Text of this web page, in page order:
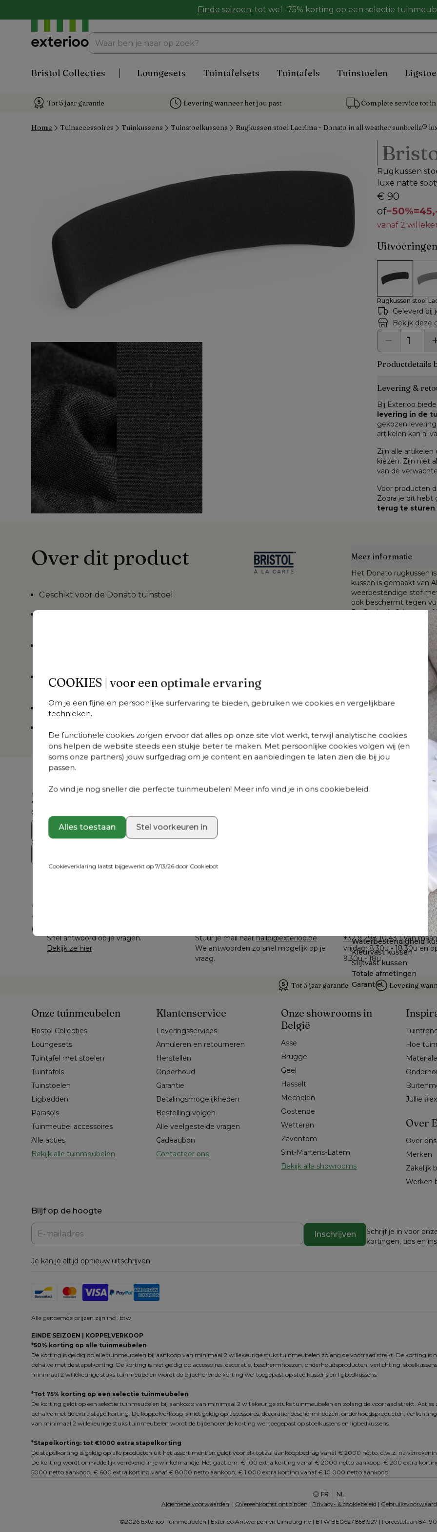
COOKIES | voor een optimale ervaring
Om je een fijne en persoonlijke surfervaring te bieden, gebruiken we cookies en vergelijkbare
technieken.
De functionele cookies zorgen ervoor dat alles op onze site vlot werkt, terwijl analytische cookies
ons helpen de website steeds een stukje beter te maken. Met persoonlijke cookies volgen wij (en
soms onze partners) jouw surfgedrag om je content en aanbiedingen te laten zien die bij jou
passen.
Zo vind je nog sneller die perfecte tuinmeubelen! Meer info vind je in ons cookiebeleid.
Alles toestaan Stel voorkeuren in
Cookieverklaring laatst bijgewerkt op 7/13/26 door Cookiebot
Einde seizoen: tot wel -75% korting op een selectie
Bristol Collecties Loungesets Tuintafelsets Tuintafels Tuinstoelen
Tot 5 jaar garantie Levering wanneer het jou past Complete service tot
Home Tuinaccessoires Tuinkussens Tuinstoelkussens Rugkussen stoel Lacrima - Donato in all weather sunbrella®
Rugkussen
luxe natte
€ 90
of−50%=
vanaf 2
Uitvoeringen
Rugkussen
Rugkussen stoel
Geleverd bij
Bekijk deze
Productdetails
Levering &
Bij Exterioo
levering in de
gekozen
artikelen kan al
Zijn alle artikelen
kiezen. Zijn niet
van de
Voor producten
Zodra je dit hebt
terug te sturen.
Over dit product
Geschikt voor de Donato tuinstoel
De quick dry foam zorgt er voor dat het
kussen ademend en
schimmelwerend is
Kussen is voorzien van eenantislip
Meer informatie
Het Donato rugkussen
kussen is gemaakt van
weerbestendige stof
ook beschermt tegen
De Sunbrella® Luxe
buiten blijven en toont
gekleurde acrylvezel.
gecombineerd met
met open
Geniet van
Webartikelnummer
Merk
Kleur kussens
Kleur
Detailkleur kussen
Weerbestendigheid
Weerbestendigheid
Te zien in de showroom
Waterbestendigheid
Kleurvast kussen
Slijtvast kussen
Totale afmetingen
Garantie
Zoek je iets anders?
Ontdek ons volledig aanbod
Bristol Collecties
Loungesets Tuintafelsets
Hulp nodig?
Snel antwoord op je vragen.
Bekijk ze hier
Stuur je mail naar hallo@exterioo.be
We antwoorden zo snel mogelijk op je
vraag.
+32 9 298 10 43 | Van
vrijdag: 8.30u - 18.30u en
9.30u - 18u
Tot 5 jaar garantie Levering
Onze tuinmeubelen
Bristol Collecties
Loungesets
Tuintafel met stoelen
Tuintafels
Tuinstoelen
Ligbedden
Parasols
Tuinmeubel accessoires
Alle acties
Bekijk alle tuinmeubelen
Klantenservice
Leveringsservices
Annuleren en retourneren
Herstellen
Onderhoud
Garantie
Betalingsmogelijkheden
Bestelling volgen
Alle veelgestelde vragen
Cadeaubon
Contacteer ons
Onze showrooms in
België
Asse
Brugge
Geel
Hasselt
Mechelen
Oostende
Wetteren
Zaventem
Sint-Martens-Latem
Bekijk alle showrooms
Hoe
Jullie
Over
Over ons
Merken
Zakelijk
Werken
Blijf op de hoogte
Inschrijven
Je kan je altijd opnieuw uitschrijven.
Schrijf je in voor
kortingen, tips en
Alle genoemde prijzen zijn incl. btw
EINDE SEIZOEN | KOPPELVERKOOP
*50% korting op alle tuinmeubelen
De korting is geldig op alle tuinmeubelen bij aankoop van minimaal 2 willekeurige stuks tuinmeubelen zolang de voorraad strekt. De korting is
behalve met de stapelkorting. De korting is niet geldig op accessoires, decoratie, beschermhoezen, onderhoudsproducten, verlichting,
minimaal 2 willekeurige stuks tuinmeubelen wordt de bijbehorende korting wel toegepast op stoelkussens en ligbedkussens.
*Tot 75% korting op een selectie tuinmeubelen
De korting geldt op een selectie tuinmeubelen bij aankoop van minimaal 2 willekeurige stuks tuinmeubelen en zolang de voorraad strekt.
behalve met de extra stapelkorting. De koppelverkoop is niet geldig op accessoires, decoratie, beschermhoezen, onderhoudsproducten,
van minimaal 2 willekeurige stuks tuinmeubelen wordt de bijbehorende korting wel toegepast op stoelkussens en ligbedkussens.
*Stapelkorting: tot €1000 extra stapelkorting
De stapelkorting is geldig op alle producten uit het assortiment en geldt voor elk totaal aankoopbedrag vanaf € 2000 netto, d.w.z. na
De korting wordt onmiddellijk verrekend in je winkelmandje. Het gaat om: € 100 extra korting vanaf € 2000 netto aankoop; € 200 extra
5000 netto aankoop, € 600 extra korting vanaf € 8000 netto aankoop; € 1 000 extra korting vanaf € 10 000 netto aankoop.
FR
NL
Algemene voorwaarden
  |
Overeenkomst ontbinden | Privacy- & cookiebeleid |
©2026 Exterioo Tuinmeubelen | Exterioo Antwerpen en Limburg nv | BTW BE0627.858.927 | Foreestelaan 84,